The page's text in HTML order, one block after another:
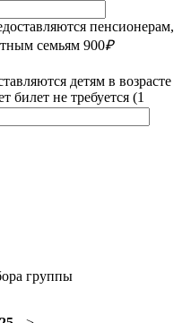
пенсионерам,
семьям 900₽
детям в возрасте
билет не требуется (1
группы